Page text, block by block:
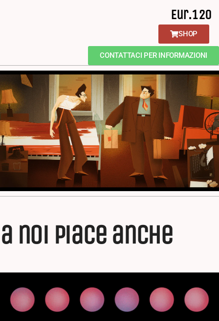
Eur.120
SHOP
CONTATTACI PER INFORMAZIONI
a noi piace anche